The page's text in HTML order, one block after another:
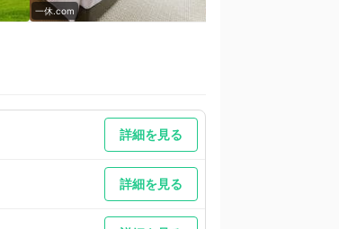
一休.com
詳細を見る
詳細を見る